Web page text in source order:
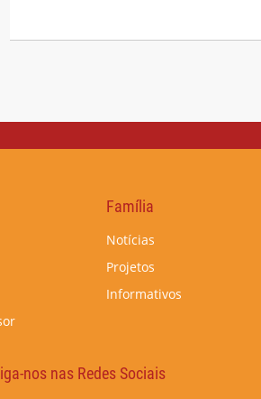
Família
Notícias
Projetos
Informativos
nos nas Redes Sociais